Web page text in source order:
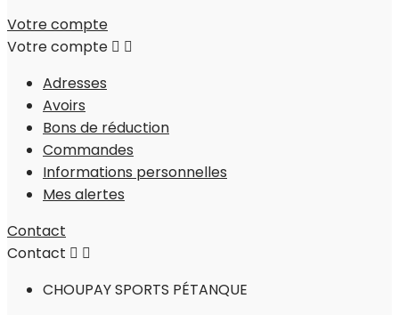
Votre compte
Votre compte  
Adresses
Avoirs
Bons de réduction
Commandes
Informations personnelles
Mes alertes
Contact
Contact  
CHOUPAY SPORTS PÉTANQUE